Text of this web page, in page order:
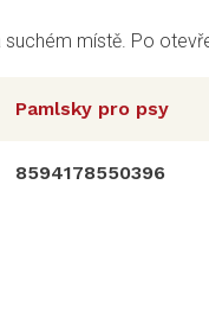
místě. Po
Pamlsky pro psy
8594178550396